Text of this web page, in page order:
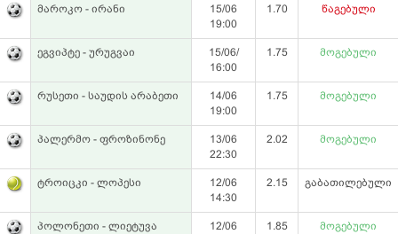
მაროკო - ირანი
15/06
19:00
1.70 წაგებული
ეგვიპტე - ურუგვაი
15/06/
16:00
1.75 მოგებული
რუსეთი - საუდის არაბეთი
14/06
19:00
1.75 მოგებული
პალერმო - ფროზინონე
13/06
22:30
2.02 მოგებული
ტროიცკი - ლოპესი
12/06
14:30
2.15 გაბათილებული
პოლონეთი - ლიეტუვა
12/06
1.85 მოგებული